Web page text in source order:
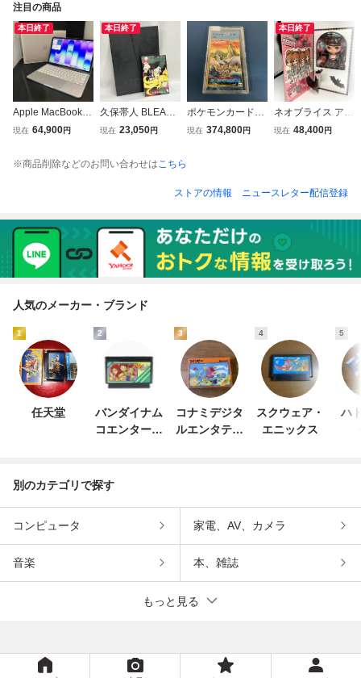
注目の商品
本日終了
Apple MacBook N
eo (13-inch) MHF
現在 64,900円
本日終了
久保帯人 BLEACH
ブリーチ イラスト
現在 23,050円
ポケモンカードe
拡張パック 第3
現在 374,800円
本日終了
ネオブライス アル
ティメットツアー
現在 48,400円
※商品削除などのお問い合わせはこちら
ストアの情報 ニュースレター配信登録
人気のメーカー・ブランド
1
任天堂
2
バンダイナム
コエンターテ
3
コナミデジタ
ルエンタテイ
4
スクウェア・
エニックス
5
ハ
別のカテゴリで探す
コンピュータ 家電、AV、カメラ
音楽 本、雑誌
もっと見る